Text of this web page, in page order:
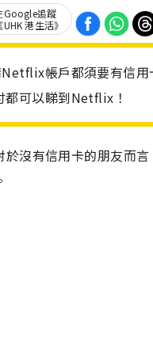
Google追蹤
UHK 港生活》
帳戶都須要有信用
可以睇到Netflix！
沒有信用卡的朋友而